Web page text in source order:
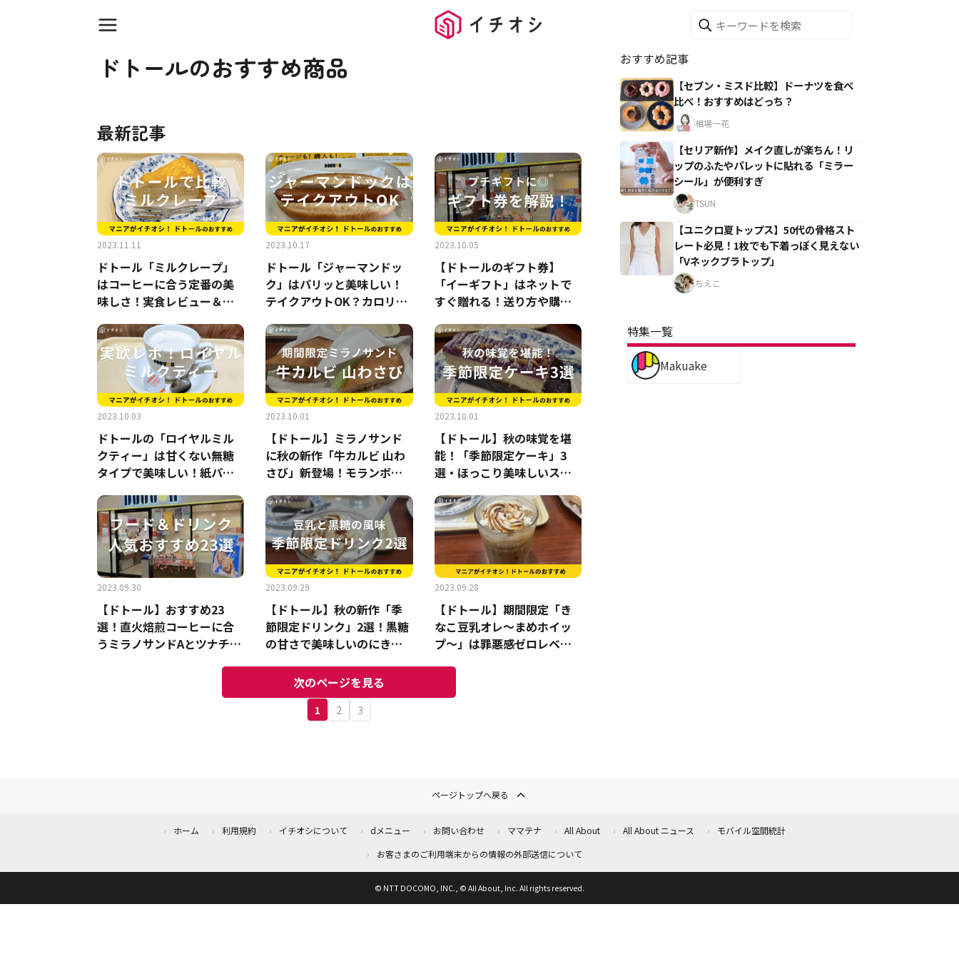
ドトールのおすすめ商品
最新記事
2023.11.11
ドトール「ミルクレープ」
はコーヒーに合う定番の美
味しさ！実食レビュー＆口
2023.10.17
ドトール「ジャーマンドッ
ク」はパリッと美味しい！
テイクアウトOK？カロリー
2023.10.05
【ドトールのギフト券】
「イーギフト」はネットで
すぐ贈れる！送り方や購入
2023.10.03
ドトールの「ロイヤルミル
クティー」は甘くない無糖
タイプで美味しい！紙パッ
2023.10.01
【ドトール】ミラノサンド
に秋の新作「牛カルビ 山わ
さび」新登場！モランボン
3》
2023.10.01
【ドトール】秋の味覚を堪
能！「季節限定ケーキ」3
選・ほっこり美味しいスイ
2023.09.30
【ドトール】おすすめ23
選！直火焙煎コーヒーに合
うミラノサンドAとツナチェ
2023.09.29
【ドトール】秋の新作「季
節限定ドリンク」2選！黒糖
の甘さで美味しいのにきな
2023.09.28
【ドトール】期間限定「き
なこ豆乳オレ～まめホイッ
プ～」は罪悪感ゼロレベル!?
次のページを見る
1 2 3
おすすめ記事
【セブン・ミスド比較】ドーナツを食べ
比べ！おすすめはどっち？
相場一花
【セリア新作】メイク直しが楽ちん！リ
ップのふたやパレットに貼れる「ミラー
シール」が便利すぎ
TSUN
【ユニクロ夏トップス】50代の骨格スト
レート必見！1枚でも下着っぽく見えない
「Vネックブラトップ」
ちえこ
特集一覧
Makuake
ページトップへ戻る
ホーム 利用規約 イチオシについて dメニュー お問い合わせ ママテナ All About All About ニュース
モバイル空間統計
お客さまのご利用端末からの情報の外部送信について
© NTT DOCOMO, INC., © All About, Inc. All rights reserved.